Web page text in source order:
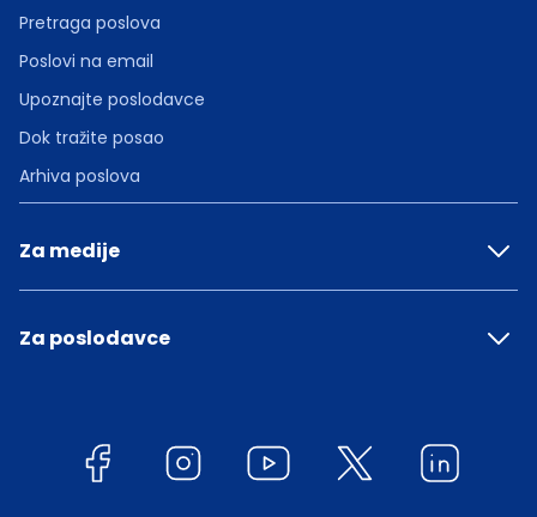
Pretraga poslova
Poslovi na email
Upoznajte poslodavce
Dok tražite posao
Arhiva poslova
Za medije
Za poslodavce